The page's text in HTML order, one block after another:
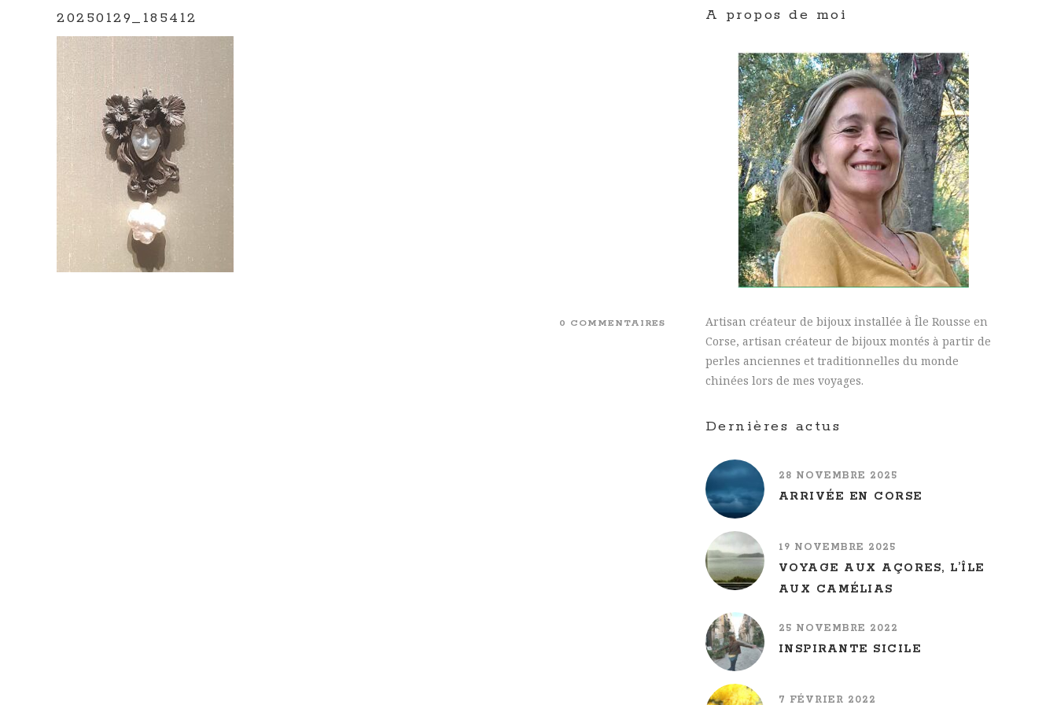
20250129_185412
0 COMMENTAIRES
A propos de moi
Artisan créateur de bijoux installée à Île Rousse en
Corse, artisan créateur de bijoux montés à partir de
perles anciennes et traditionnelles du monde
chinées lors de mes voyages.
Dernières actus
28 NOVEMBRE 2025
ARRIVÉE EN CORSE
19 NOVEMBRE 2025
VOYAGE AUX AÇORES, L’ÎLE
AUX CAMÉLIAS
25 NOVEMBRE 2022
INSPIRANTE SICILE
7 FÉVRIER 2022